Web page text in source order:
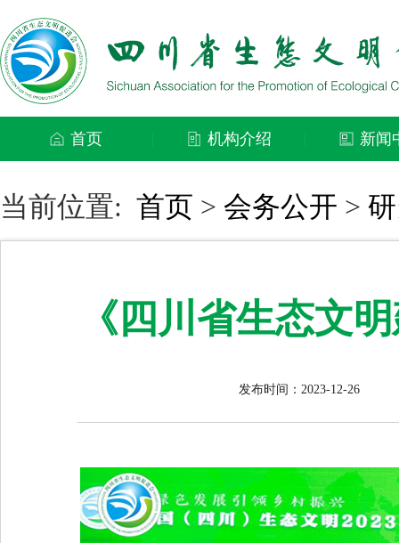
首页 机构介绍 新闻
当前位置: 首页 > 会务公开 >
《四川省生态文
发布时间：2023-12-26